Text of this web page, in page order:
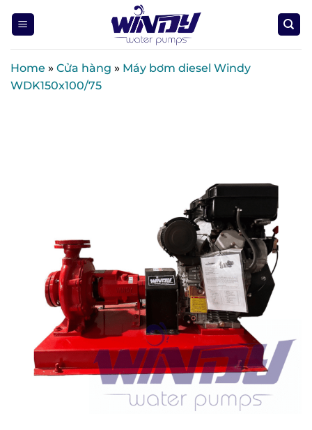
Home » Cửa hàng » Máy bơm diesel Windy
WDK150x100/75